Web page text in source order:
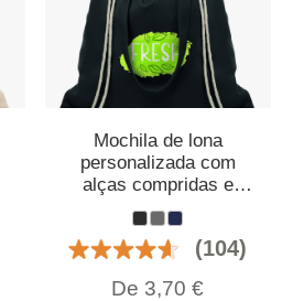
Mochila de lona
personalizada com
alças compridas e
cordões
(104)
De 3,70 €